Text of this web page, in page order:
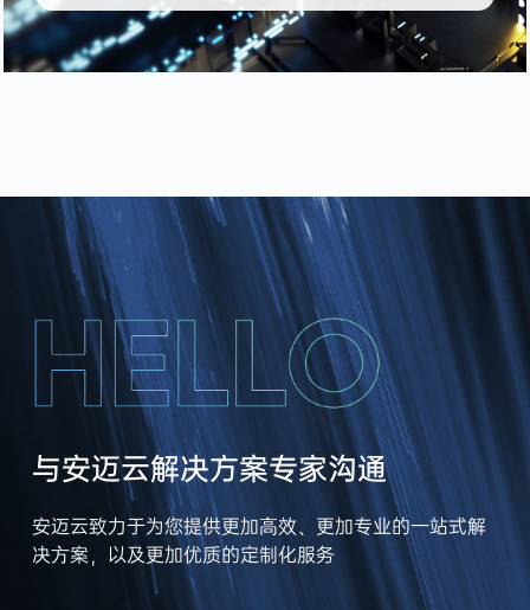
与安迈云解决方案专家沟通
安迈云致力于为您提供更加⾼效、更加专业的一站式解
决⽅案，以及更加优质的定制化服务